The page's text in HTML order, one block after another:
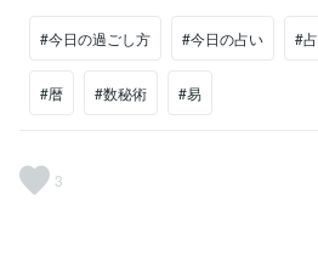
#今日の過ごし方 #今日の占い #
#暦 #数秘術 #易
3